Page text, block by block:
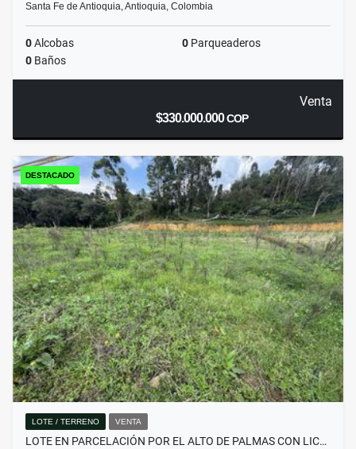
Santa Fe de Antioquia, Antioquia, Colombia
0Alcobas 0 Parqueaderos
0 Baños
Venta
$330.000.000COP
DESTACADO
LOTE / TERRENO VENTA
LOTE EN PARCELACIÓN POR EL ALTO DE PALMAS CON LIC…